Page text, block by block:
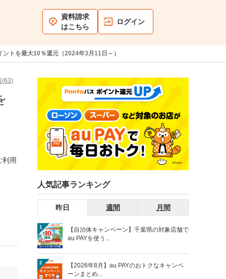
資料請求
はこちら
ログイン
トを最大10％還元（2024年3月11日～）
(63)
利用
人気記事ランキング
昨日 週間 月間
1
【自治体キャンペーン】千葉県の対象店舗で
au PAYを使う...
2
【2026年8月】au PAYのおトクなキャンペ
ーンまとめ...